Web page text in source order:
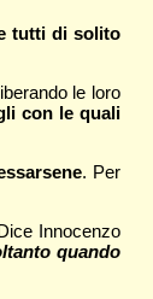
tutti di solito
le loro
con le quali
. Per
Innocenzo
quando